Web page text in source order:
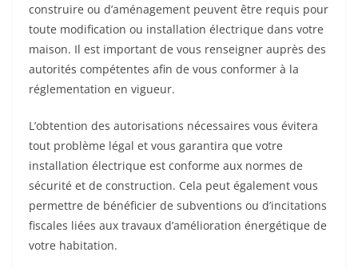
construire ou d’aménagement peuvent être requis pour
toute modification ou installation électrique dans votre
maison. Il est important de vous renseigner auprès des
autorités compétentes afin de vous conformer à la
réglementation en vigueur.
L’obtention des autorisations nécessaires vous évitera
tout problème légal et vous garantira que votre
installation électrique est conforme aux normes de
sécurité et de construction. Cela peut également vous
permettre de bénéficier de subventions ou d’incitations
fiscales liées aux travaux d’amélioration énergétique de
votre habitation.